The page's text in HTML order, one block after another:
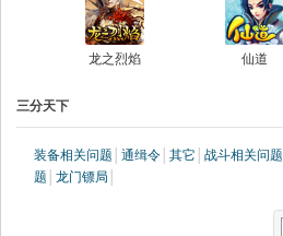
龙之烈焰 仙道
三分天下
装备相关问题 通缉令 其它 战斗相关问题
题
龙门镖局